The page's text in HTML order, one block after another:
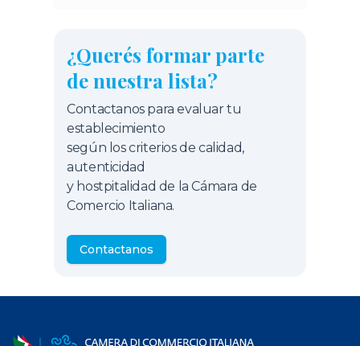
¿Querés formar parte
de nuestra lista?
Contactanos para evaluar tu
establecimiento
según los criterios de calidad,
autenticidad
y hostpitalidad de la Cámara de
Comercio Italiana.
Contactanos